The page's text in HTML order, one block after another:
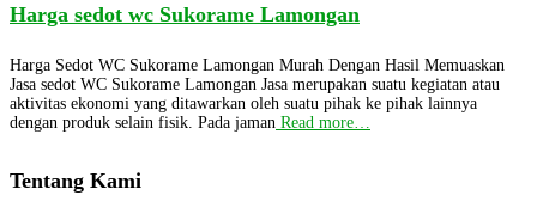
Harga sedot wc Sukorame Lamongan
Harga Sedot WC Sukorame Lamongan Murah Dengan Hasil Memuaskan
Jasa sedot WC Sukorame Lamongan Jasa merupakan suatu kegiatan atau
aktivitas ekonomi yang ditawarkan oleh suatu pihak ke pihak lainnya
dengan produk selain fisik. Pada jaman Read more…
Tentang Kami